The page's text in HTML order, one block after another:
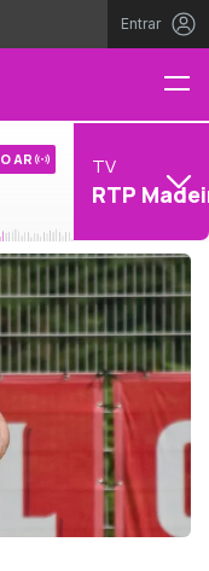
Entrar
AR TV
RTP